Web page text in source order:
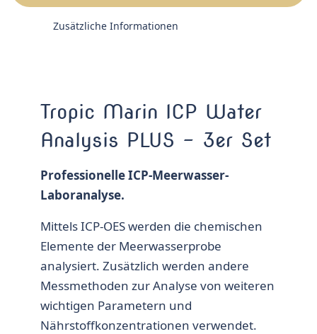
Zusätzliche Informationen
Tropic Marin ICP Water
Analysis PLUS – 3er Set
Professionelle ICP-Meerwasser-
Laboranalyse.
Mittels ICP-OES werden die chemischen
Elemente der Meerwasserprobe
analysiert. Zusätzlich werden andere
Messmethoden zur Analyse von weiteren
wichtigen Parametern und
Nährstoffkonzentrationen verwendet.